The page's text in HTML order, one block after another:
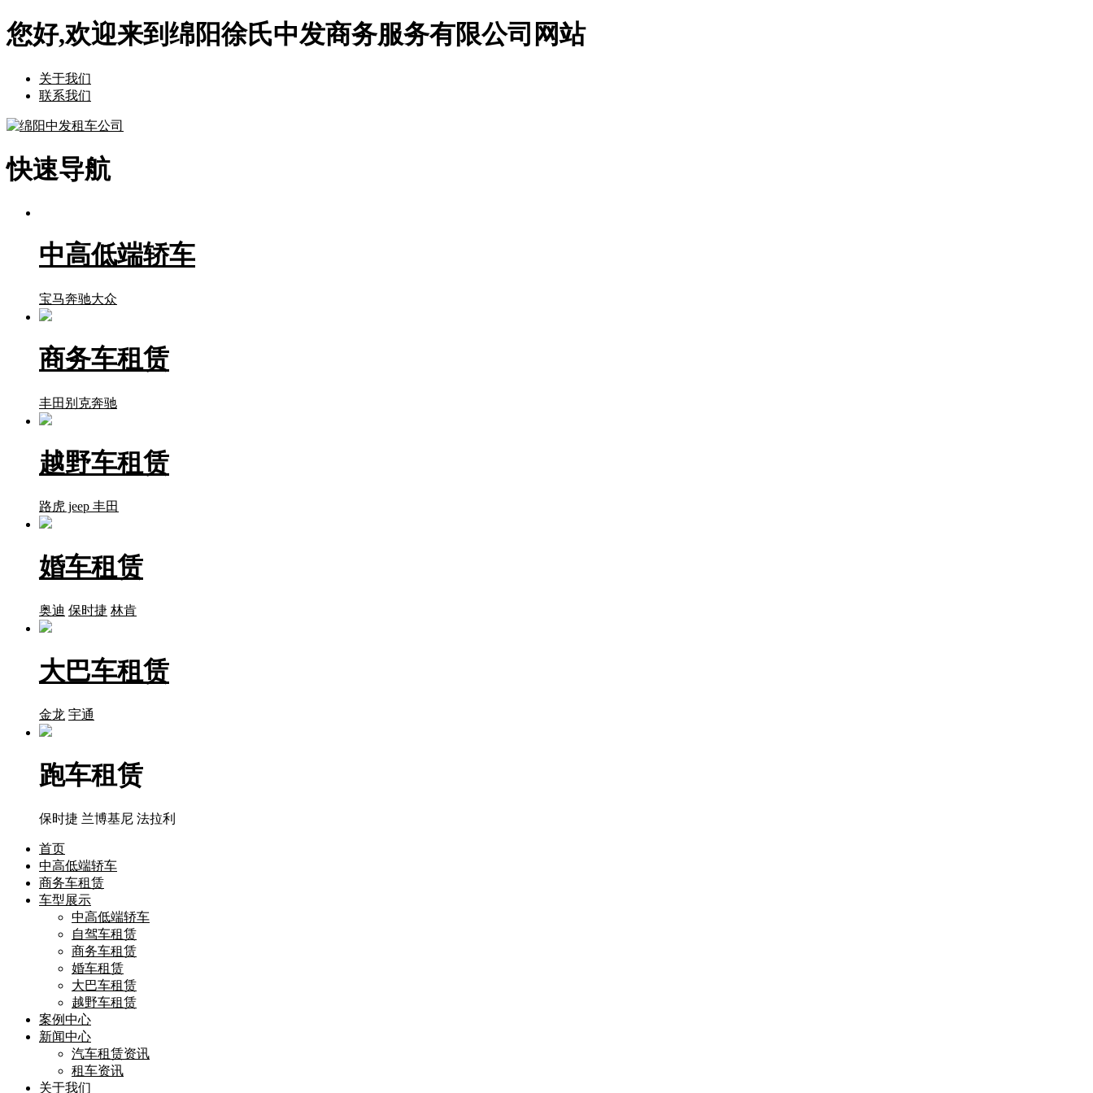
您好,欢迎来到绵阳徐氏中发商务服务有限公司网站
关于我们
联系我们
快速导航
中高低端轿车
宝马奔驰大众
商务车租赁
丰田 别克奔驰
越野车租赁
路虎 jeep 丰田
婚车租赁
奥迪 保时捷 林肯
大巴车租赁
金龙 宇通
跑车租赁
保时捷 兰博基尼 法拉利
首页
中高低端轿车
商务车租赁
车型展示
中高低端轿车
自驾车租赁
商务车租赁
婚车租赁
大巴车租赁
越野车租赁
案例中心
新闻中心
汽车租赁资讯
租车资讯
关于我们